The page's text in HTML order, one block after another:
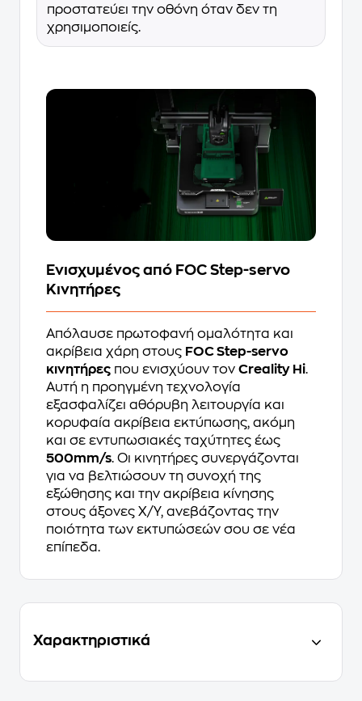
προστατεύει την οθόνη όταν δεν τη
χρησιμοποιείς.
Ενισχυμένος από FOC Step-servo
Κινητήρες
Απόλαυσε πρωτοφανή ομαλότητα και
ακρίβεια χάρη στους FOC Step-servo
κινητήρες που ενισχύουν τον Creality Hi.
Αυτή η προηγμένη τεχνολογία
εξασφαλίζει αθόρυβη λειτουργία και
κορυφαία ακρίβεια εκτύπωσης, ακόμη
και σε εντυπωσιακές ταχύτητες έως
500mm/s. Οι κινητήρες συνεργάζονται
για να βελτιώσουν τη συνοχή της
εξώθησης και την ακρίβεια κίνησης
στους άξονες X/Y, ανεβάζοντας την
ποιότητα των εκτυπώσεών σου σε νέα
επίπεδα.
Χαρακτηριστικά